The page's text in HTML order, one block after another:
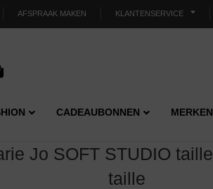
AFSPRAAK MAKEN KLANTENSERVICE
CADEAUBONNEN MERKEN
Jo SOFT STUDIO
taille